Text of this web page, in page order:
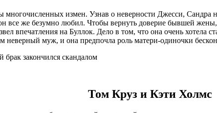
многочисленных измен. Узнав о неверности Джесси, Сандра
все же безумно любил. Чтобы вернуть доверие бывшей
впечатления на Буллок. Дело в том, что она очень хотела
неверный муж, и она предпочла роль матери-одиночки
Том Круз и Кэти Холмс